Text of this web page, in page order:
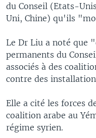
du Conseil (Etats-
Uni, Chine) qu'ils
Le Dr Liu a noté que
permanents du
associés à des
contre des
Elle a cité les forces
coalition arabe au
régime syrien.